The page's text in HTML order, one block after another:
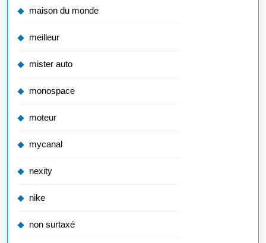
maison du monde
meilleur
mister auto
monospace
moteur
mycanal
nexity
nike
non surtaxé